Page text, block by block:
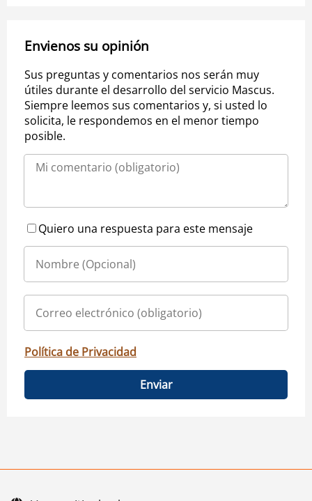
Envienos su opinión
Sus preguntas y comentarios nos serán muy
útiles durante el desarrollo del servicio Mascus.
Siempre leemos sus comentarios y, si usted lo
solicita, le respondemos en el menor tiempo
posible.
Quiero una respuesta para este mensaje
Política de Privacidad
Enviar